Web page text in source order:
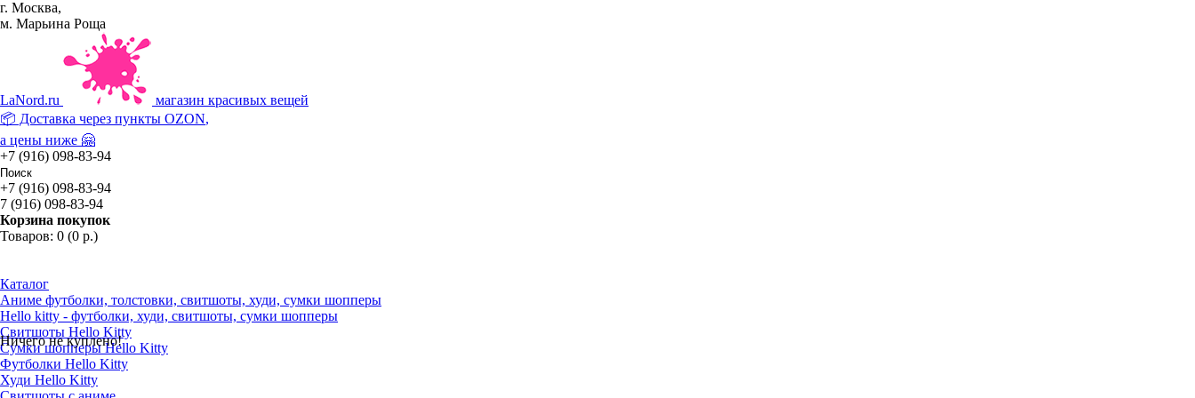
г. Москва,
м. Марьина Роща
LaNord.ru
магазин красивых вещей
📦 Доставка через пункты OZON,
а цены ниже 🤗
+7 (916) 098-83-94
+7 (916) 098-83-94
7 (916) 098-83-94
Корзина покупок
Товаров: 0 (0 р.)
Ничего не куплено!
Каталог
Аниме футболки, толстовки, свитшоты, худи, сумки шопперы
Hello kitty - футболки, худи, свитшоты, сумки шопперы
Свитшоты Hello Kitty
Сумки шопперы Hello Kitty
Футболки Hello Kitty
Худи Hello Kitty